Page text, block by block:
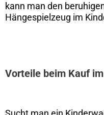
kann man den
Hängespielzeug im
Vorteile beim Kauf